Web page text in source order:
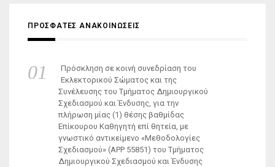
ΠΡΟΣΦΑΤΕΣ ΑΝΑΚΟΙΝΩΣΕΙΣ
Πρόσκληση σε κοινή συνεδρίαση του
Εκλεκτορικού Σώματος και της
Συνέλευσης του Τμήματος Δημιουργικού
Σχεδιασμού και Ένδυσης, για την
πλήρωση μίας (1) θέσης βαθμίδας
Επίκουρου Καθηγητή επί θητεία, με
γνωστικό αντικείμενο «Μεθοδολογίες
Σχεδιασμού» (ΑΡΡ 55851) του Τμήματος
Δημιουργικού Σχεδιασμού και Ένδυσης